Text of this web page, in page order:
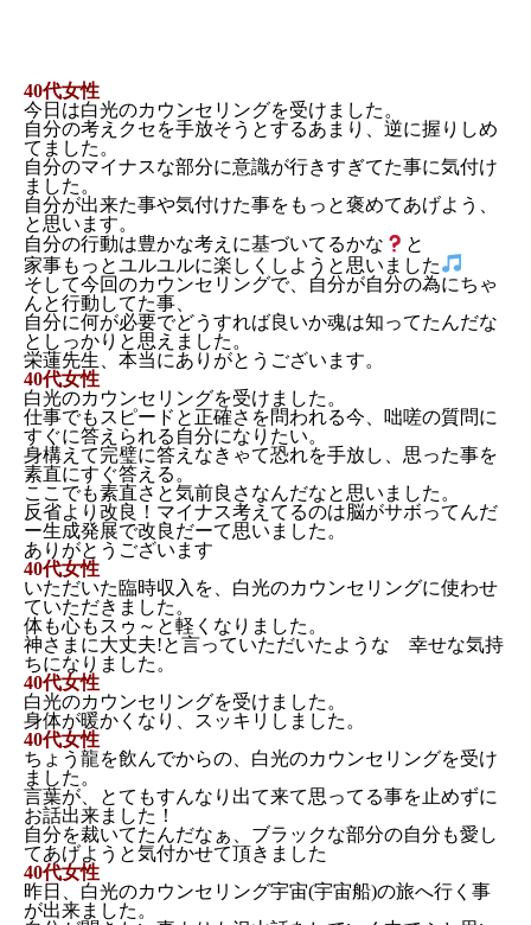
40代女性
今日は白光のカウンセリングを受けました。
自分の考えクセを手放そうとするあまり、逆に握りしめ
てました。
自分のマイナスな部分に意識が行きすぎてた事に気付け
ました。
自分が出来た事や気付けた事をもっと褒めてあげよう、
と思います。
自分の行動は豊かな考えに基づいてるかな
と
家事もっとユルユルに楽しくしようと思いました
そして今回のカウンセリングで、自分が自分の為にちゃ
んと行動してた事、
自分に何が必要でどうすれば良いか魂は知ってたんだな
としっかりと思えました。
栄蓮先生、本当にありがとうございます。
40代女性
白光のカウンセリングを受けました。
仕事でもスピードと正確さを問われる今、咄嗟の質問に
すぐに答えられる自分になりたい。
身構えて完璧に答えなきゃて恐れを手放し、思った事を
素直にすぐ答える。
ここでも素直さと気前良さなんだなと思いました。
反省より改良！マイナス考えてるのは脳がサボってんだ
ー生成発展で改良だーて思いました。
ありがとうございます
40代女性
いただいた臨時収入を、白光のカウンセリングに使わせ
ていただきました。
体も心もスゥ～と軽くなりました。
神さまに大丈夫!と言っていただいたような 幸せな気持
ちになりました。
40代女性
白光のカウンセリングを受けました。
身体が暖かくなり、スッキリしました。
40代女性
ちょう龍を飲んでからの、白光のカウンセリングを受け
ました。
言葉が、とてもすんなり出て来て思ってる事を止めずに
お話出来ました！
自分を裁いてたんだなぁ、ブラックな部分の自分も愛し
てあげようと気付かせて頂きました
40代女性
昨日、白光のカウンセリング宇宙(宇宙船)の旅へ行く事
が出来ました。